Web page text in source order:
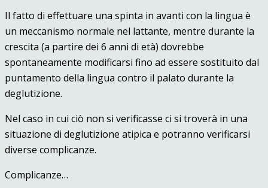
Il fatto di effettuare una spinta in avanti con la lingua è
un meccanismo normale nel lattante, mentre durante la
crescita (a partire dei 6 anni di età) dovrebbe
spontaneamente modificarsi fino ad essere sostituito dal
puntamento della lingua contro il palato durante la
deglutizione.
Nel caso in cui ciò non si verificasse ci si troverà in una
situazione di deglutizione atipica e potranno verificarsi
diverse complicanze.
Complicanze…